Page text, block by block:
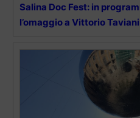
Salina Doc Fest: in
l’omaggio a Vittorio Taviani